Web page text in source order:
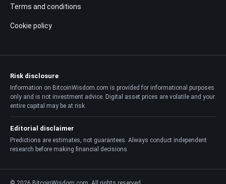
Terms and conditions
Cookie policy
Risk disclosure
Information on BitcoinWisdom.com is provided for informational purposes
only and is not investment advice. Digital asset prices are volatile and your
entire capital may be at risk.
Editorial disclaimer
Predictions are estimates, not guarantees. Always conduct independent
research before making financial decisions.